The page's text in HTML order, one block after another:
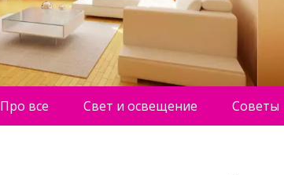
Про все Свет и освещение Советы